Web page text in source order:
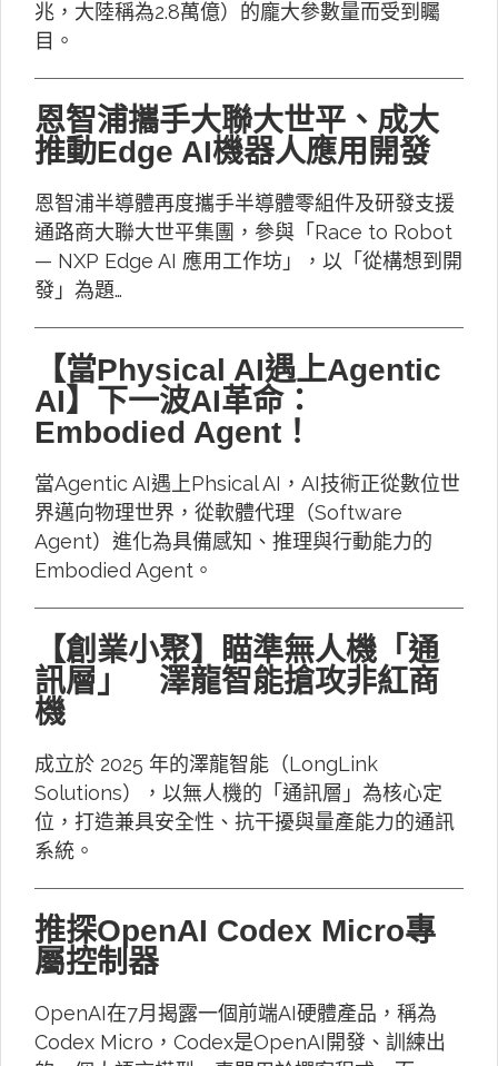
兆，大陸稱為2.8萬億）的龐大參數量而受到矚
目。
恩智浦攜手大聯大世平、成大
推動Edge AI機器人應用開發
恩智浦半導體再度攜手半導體零組件及研發支援
通路商大聯大世平集團，參與「Race to Robot
— NXP Edge AI 應用工作坊」，以「從構想到開
發」為題…
【當Physical AI遇上Agentic
AI】下一波AI革命：
Embodied Agent！
當Agentic AI遇上Phsical AI，AI技術正從數位世
界邁向物理世界，從軟體代理（Software
Agent）進化為具備感知、推理與行動能力的
Embodied Agent。
【創業小聚】瞄準無人機「通
訊層」 澤龍智能搶攻非紅商
機
成立於 2025 年的澤龍智能（LongLink
Solutions），以無人機的「通訊層」為核心定
位，打造兼具安全性、抗干擾與量產能力的通訊
系統。
推探OpenAI Codex Micro專
屬控制器
OpenAI在7月揭露一個前端AI硬體產品，稱為
Codex Micro，Codex是OpenAI開發、訓練出